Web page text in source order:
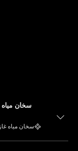
سخان مياه
سخان مياه